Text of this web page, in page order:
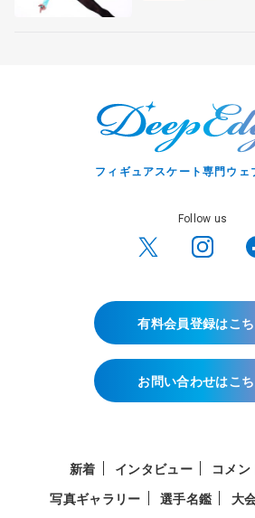
フィギュアスケート専門ウェ
Follow us
有料会員登録はこ
お問い合わせはこ
新着 インタビュー コメ
写真ギャラリー
選手名鑑 大